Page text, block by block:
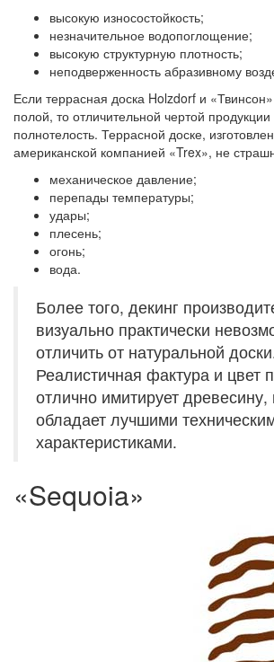
высокую износостойкость;
незначительное водопоглощение;
высокую структурную плотность;
неподверженность абразивному
Если террасная доска Holzdorf и
полой, то отличительной чертой
полнотелость. Террасной доске,
американской компанией «Trex», не
механическое давление;
перепады температуры;
удары;
плесень;
огонь;
вода.
Более того, декинг
визуально практически
отличить от натуральной
Реалистичная фактура и цвет
отлично имитирует
обладает лучшими
характеристиками.
«Sequoia»